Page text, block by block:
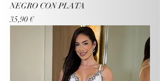
NEGRO CON PLATA
Precio
35,90 €